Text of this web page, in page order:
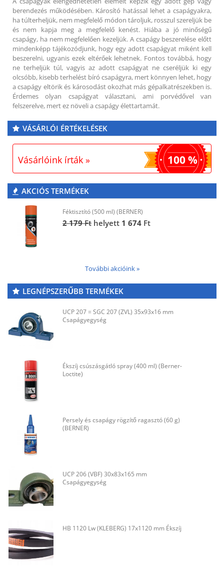
berendezés működésében. Károsító hatással lehet a csapágyakra,
ha túlterheljük, nem megfelelő módon tároljuk, rosszul szereljük be
és nem kapja meg a megfelelő kenést. Hiába a jó minőségű
csapágy, ha nem megfelelően kezeljük. A csapágy beszerelése előtt
mindenképp tájékozódjunk, hogy egy adott csapágyat miként kell
beszerelni, ugyanis ezek eltérőek lehetnek. Fontos továbbá, hogy
ne terheljük túl, vagyis az adott csapágyat ne cseréljük ki egy
olcsóbb, kisebb terhelést bíró csapágyra, mert könnyen lehet, hogy
a csapágy eltörik és károsodást okozhat más gépalkatrészekben is.
Érdemes olyan csapágyat választani, ami porvédővel van
felszerelve, mert ez növeli a csapágy élettartamát.
VÁSÁRLÓI ÉRTÉKELÉSEK
Vásárlóink írták » 100 %
AKCIÓS TERMÉKEK
Féktisztító (500 ml) (BERNER)
2 179 Ft helyett 1 674 Ft
További akcióink »
LEGNÉPSZERŰBB TERMÉKEK
UCP 207 = SGC 207 (ZVL) 35x93x16 mm
Csapágyegység
Ékszíj csúszásgátló spray (400 ml) (Berner-
Loctite)
Persely és csapágy rögzítő ragasztó (60 g)
(BERNER)
UCP 206 (VBF) 30x83x165 mm
Csapágyegység
HB 1120 Lw (KLEBERG) 17x1120 mm Ékszíj